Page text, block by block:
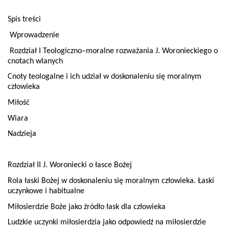
Spis treści
Wprowadzenie
Rozdział I Teologiczno–moralne rozważania J. Woronieckiego o
cnotach wlanych
Cnoty teologalne i ich udział w doskonaleniu się moralnym
człowieka
Miłość
Wiara
Nadzieja
Rozdział II J. Woroniecki o łasce Bożej
Rola łaski Bożej w doskonaleniu się moralnym człowieka. Łaski
uczynkowe i habitualne
Miłosierdzie Boże jako źródło łask dla człowieka
Ludzkie uczynki miłosierdzia jako odpowiedź na miłosierdzie